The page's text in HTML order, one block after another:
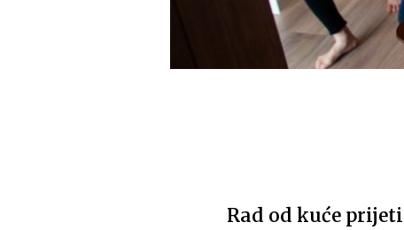
Rad od kuće